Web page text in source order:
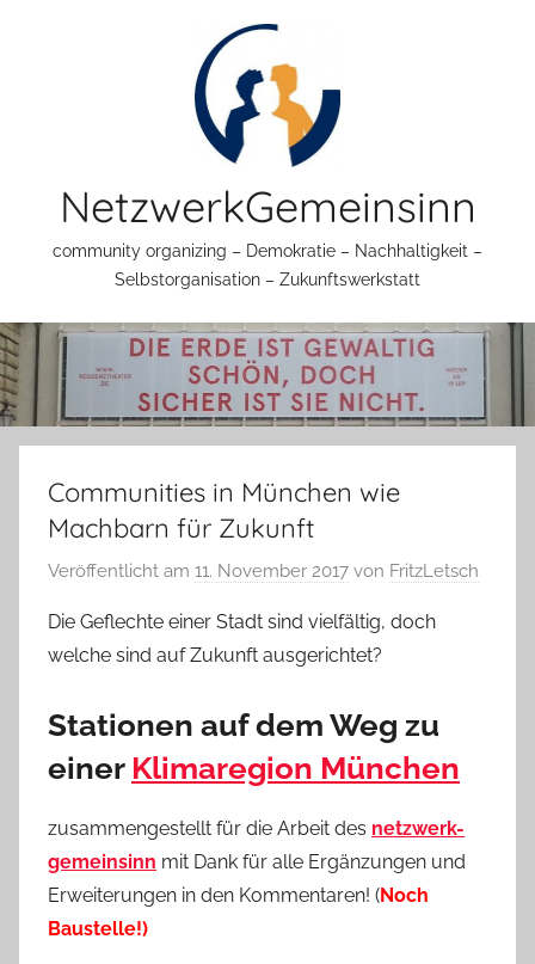
NetzwerkGemeinsinn
community organizing – Demokratie – Nachhaltigkeit –
Selbstorganisation – Zukunftswerkstatt
Communities in München wie
Machbarn für Zukunft
Veröffentlicht am 11. November 2017 von FritzLetsch
Die Geflechte einer Stadt sind vielfältig, doch
welche sind auf Zukunft ausgerichtet?
Stationen auf dem Weg zu
einer Klimaregion München
zusammengestellt für die Arbeit des netzwerk-
gemeinsinn mit Dank für alle Ergänzungen und
Erweiterungen in den Kommentaren! (Noch
Baustelle!)